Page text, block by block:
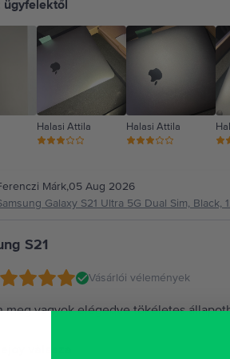
ügyfelektől
Halasi Attila Halasi Attila
Márk,05 Aug 2026
Galaxy S21 Ultra 5G Dual Sim, Black,
S21
Vásárlói vélemények
meg vagyok elégedve tökéletes
válasza